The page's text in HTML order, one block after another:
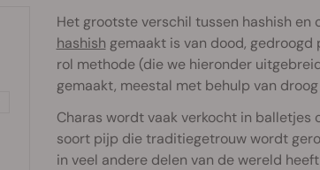
Het grootste verschil tussen hashish
hashish gemaakt is van dood,
rol methode (die we hieronder
gemaakt, meestal met behulp van
Charas wordt vaak verkocht in balletjes
soort pijp die traditiegetrouw wordt
in veel andere delen van de wereld